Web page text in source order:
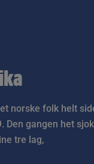
norske folk helt
Den gangen het
tre lag,